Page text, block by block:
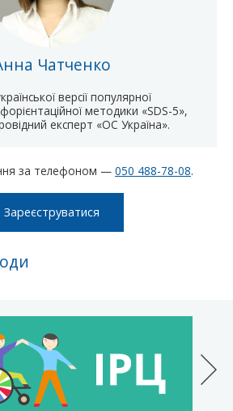
Чатченко
версії популярної
методики «SDS-5»,
експерт «ОС Україна».
за телефоном — 050 488-78-08.
Зареєструватися